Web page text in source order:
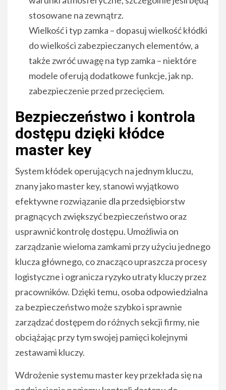
stosowane na zewnątrz.
Wielkość i typ zamka – dopasuj wielkość kłódki
do wielkości zabezpieczanych elementów, a
także zwróć uwagę na typ zamka – niektóre
modele oferują dodatkowe funkcje, jak np.
zabezpieczenie przed przecięciem.
Bezpieczeństwo i kontrola
dostępu dzięki kłódce
master key
System kłódek operujących na jednym kluczu,
znany jako master key, stanowi wyjątkowo
efektywne rozwiązanie dla przedsiębiorstw
pragnących zwiększyć bezpieczeństwo oraz
usprawnić kontrolę dostępu. Umożliwia on
zarządzanie wieloma zamkami przy użyciu jednego
klucza głównego, co znacząco upraszcza procesy
logistyczne i ogranicza ryzyko utraty kluczy przez
pracowników. Dzięki temu, osoba odpowiedzialna
za bezpieczeństwo może szybko i sprawnie
zarządzać dostępem do różnych sekcji firmy, nie
obciążając przy tym swojej pamięci kolejnymi
zestawami kluczy.
Wdrożenie systemu master key przekłada się na